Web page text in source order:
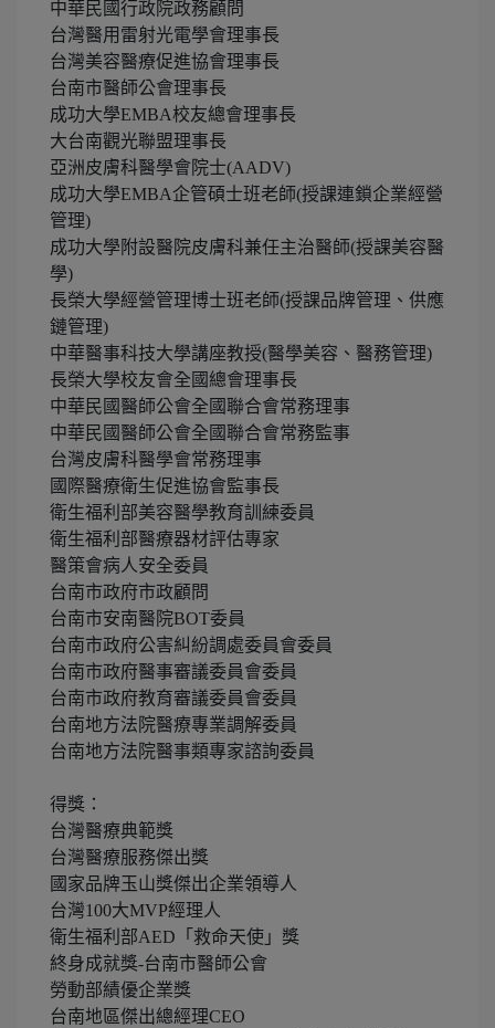
中華民國行政院政務顧問
台灣醫用雷射光電學會理事長
台灣美容醫療促進協會理事長
台南市醫師公會理事長
成功大學EMBA校友總會理事長
大台南觀光聯盟理事長
亞洲皮膚科醫學會院士(AADV)
成功大學EMBA企管碩士班老師(授課連鎖企業經營
管理)
成功大學附設醫院皮膚科兼任主治醫師(授課美容醫
學)
長榮大學經營管理博士班老師(授課品牌管理、供應
鏈管理)
中華醫事科技大學講座教授(醫學美容、醫務管理)
長榮大學校友會全國總會理事長
中華民國醫師公會全國聯合會常務理事
中華民國醫師公會全國聯合會常務監事
台灣皮膚科醫學會常務理事
國際醫療衛生促進協會監事長
衛生福利部美容醫學教育訓練委員
衛生福利部醫療器材評估專家
醫策會病人安全委員
台南市政府市政顧問
台南市安南醫院BOT委員
台南市政府公害糾紛調處委員會委員
台南市政府醫事審議委員會委員
台南市政府教育審議委員會委員
台南地方法院醫療專業調解委員
台南地方法院醫事類專家諮詢委員
得獎：
台灣醫療典範獎
台灣醫療服務傑出獎
國家品牌玉山獎傑出企業領導人
台灣100大MVP經理人
衛生福利部AED「救命天使」獎
終身成就獎-台南市醫師公會
勞動部績優企業獎
台南地區傑出總經理CEO